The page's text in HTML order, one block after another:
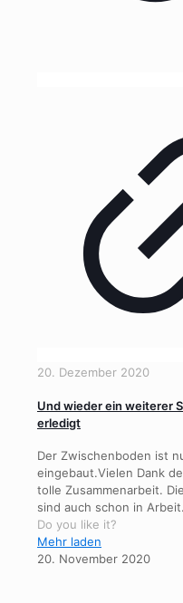
20. Dezember 2020
Und wieder ein weiterer
erledigt
Der Zwischenboden ist
eingebaut.Vielen Dank
tolle Zusammenarbeit.
sind auch schon in Arbeit.
Do you like it?
Mehr laden
20. November 2020